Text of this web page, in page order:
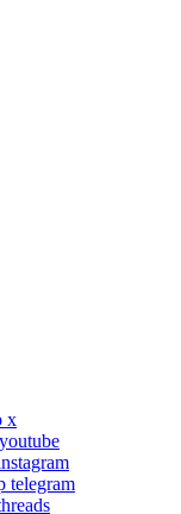
x
telegram